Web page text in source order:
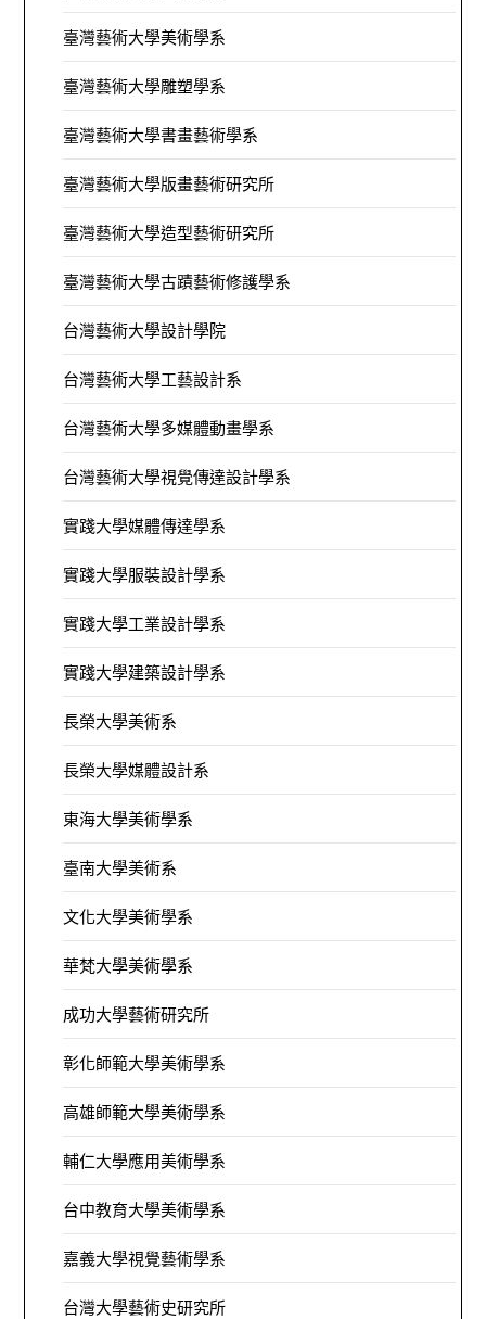
臺灣藝術大學美術學系
臺灣藝術大學雕塑學系
臺灣藝術大學書畫藝術學系
臺灣藝術大學版畫藝術研究所
臺灣藝術大學造型藝術研究所
臺灣藝術大學古蹟藝術修護學系
台灣藝術大學設計學院
台灣藝術大學工藝設計系
台灣藝術大學多媒體動畫學系
台灣藝術大學視覺傳達設計學系
實踐大學媒體傳達學系
實踐大學服裝設計學系
實踐大學工業設計學系
實踐大學建築設計學系
長榮大學美術系
長榮大學媒體設計系
東海大學美術學系
臺南大學美術系
文化大學美術學系
華梵大學美術學系
成功大學藝術研究所
彰化師範大學美術學系
高雄師範大學美術學系
輔仁大學應用美術學系
台中教育大學美術學系
嘉義大學視覺藝術學系
台灣大學藝術史研究所